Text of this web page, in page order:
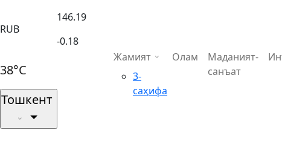
RUB
146.19
-0.18
38°C
Тошкент
Жамият
3-
саҳифа
Олам
Маданият-
санъат